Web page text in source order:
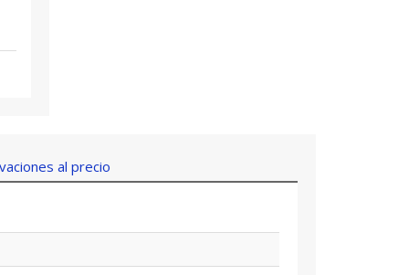
al precio